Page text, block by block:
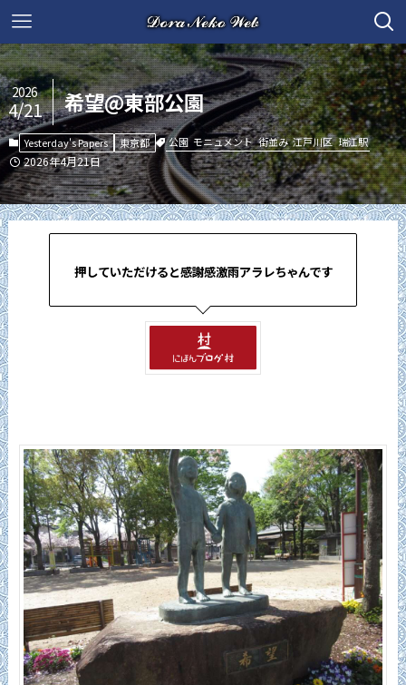
希望@東部公園
2026
4/21
Yesterday's Papers 東京都 公園 モニュメント 街並み 江戸川区 瑞江駅
2026年4月21日
押していただけると感謝感激雨アラレちゃんです